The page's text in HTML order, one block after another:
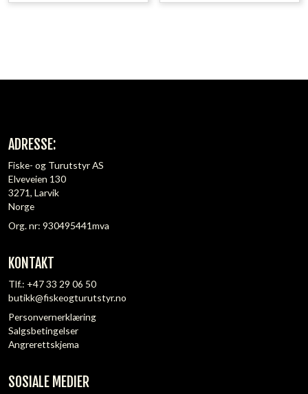
ADRESSE:
Fiske- og Turutstyr AS
Elveveien 130
3271, Larvik
Norge
Org. nr: 930495441mva
KONTAKT
Tlf.: +47 33 29 06 50
butikk@fiskeogturutstyr.no
Personvernerklæring
Salgsbetingelser
Angrerettskjema
SOSIALE MEDIER